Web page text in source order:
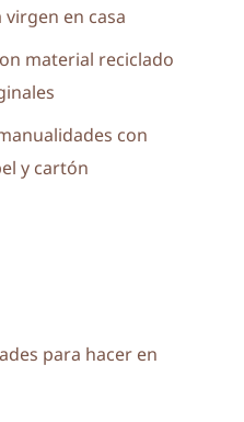
en casa
material reciclado
con
y cartón
para hacer en